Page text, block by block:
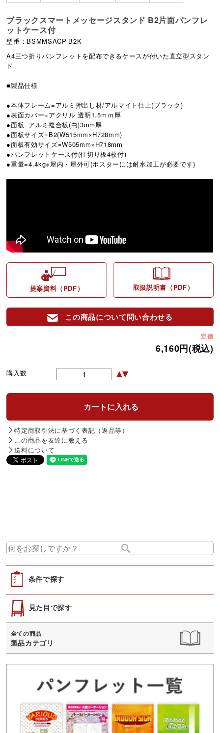
ブラックスマートメッセージスタンド B2片面パンフレ
ットケース付
型番：BSMMSACP-B2K
A4三つ折りパンフレットを配布できるケースが付いた直立型スタン
ド
■製品仕様
●本体フレーム=アルミ押出し材/アルマイト仕上(ブラック)
●表面カバー=アクリル 透明1.5ｍｍ厚
●面板=アルミ複合板(白)3mm厚
●面板サイズ=B2(W515mm×H728mm)
●面板有効サイズ=W505mm×H718mm
●パンフレットケース付(仕切り板4枚付)
●重量=4.4kg※屋内・屋外可(ポスターには耐水加工が必要です)
提案資料（PDF） 取扱説明書（PDF）
この商品について問い合わせる
定価
6,160円(税込)
購入数
特定商取引法に基づく表記（返品等）
この商品を友達に教える
送料について
条件で探す
見た目で探す
全ての商品
製品カテゴリ